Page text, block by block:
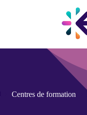
Centres de formation